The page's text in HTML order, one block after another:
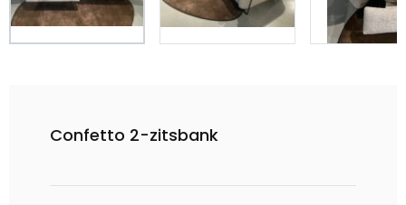
Confetto 2-zitsbank